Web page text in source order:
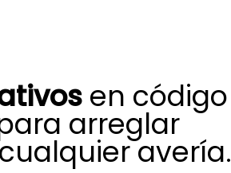
en código
arreglar
avería.